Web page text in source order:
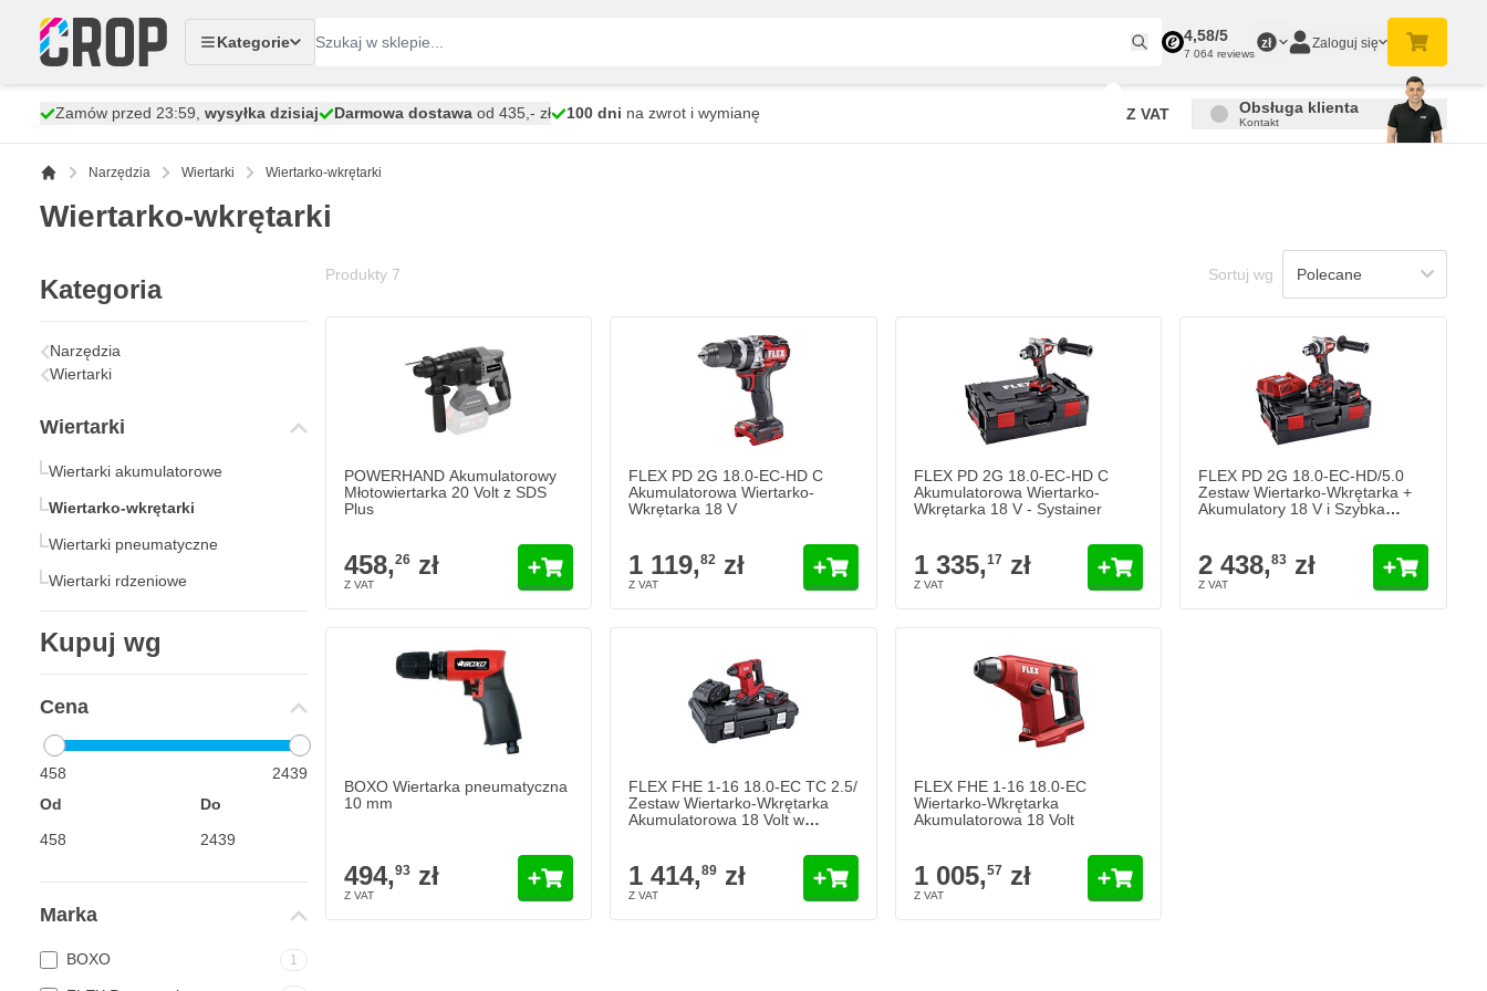
Kategorie
4,58/5
7 064 reviews
zł Zaloguj się
Zamów przed 23:59, wysyłka dzisiaj Darmowa dostawa od 435,- zł 100 dni na zwrot i wymianę Z VAT Obsługa klienta
Kontakt
Narzędzia Wiertarki Wiertarko-wkrętarki
Wiertarko-wkrętarki
Kategoria
Narzędzia
Wiertarki
Wiertarki
Wiertarki akumulatorowe
Wiertarko-wkrętarki
Wiertarki pneumatyczne
Wiertarki rdzeniowe
Kupuj wg
Cena
458
2439
Od
Do
Marka
BOXO 1
Produkty 7 Sortuj wg
POWERHAND Akumulatorowy
Młotowiertarka 20 Volt z SDS
Plus
458,26zł
FLEX PD 2G 18.0-EC-HD C
Akumulatorowa Wiertarko-
Wkrętarka 18 V
1 119,82 zł
FLEX PD 2G 18.0-EC-HD C
Akumulatorowa Wiertarko-
Wkrętarka 18 V - Systainer
1 335,17zł
FLEX PD 2G 18.0-EC-HD/5.0
Zestaw Wiertarko-Wkrętarka +
Akumulatory 18 V i Szybka
2 438,83 zł
BOXO Wiertarka pneumatyczna
10 mm
494,93zł
FLEX FHE 1-16 18.0-EC TC 2.5/
Zestaw Wiertarko-Wkrętarka
Akumulatorowa 18 Volt w
1 414,89 zł
FLEX FHE 1-16 18.0-EC
Wiertarko-Wkrętarka
Akumulatorowa 18 Volt
1 005,57zł